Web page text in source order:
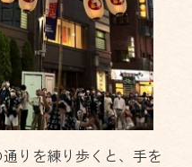
りを練り歩くと、手を